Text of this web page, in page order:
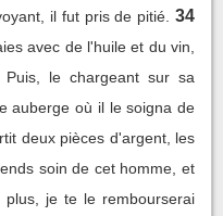
il fut pris de pitié. 34
avec de l'huile et du vin,
le chargeant sur sa
auberge où il le soigna de
deux pièces d'argent, les
soin de cet homme, et
je te le rembourserai